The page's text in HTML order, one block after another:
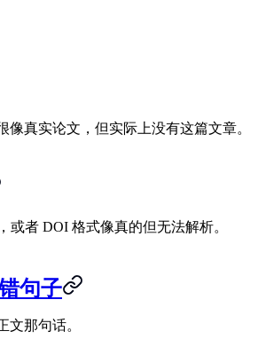
像真实论文，但实际上没有这篇文章。
或者 DOI 格式像真的但无法解析。
句子
文那句话。